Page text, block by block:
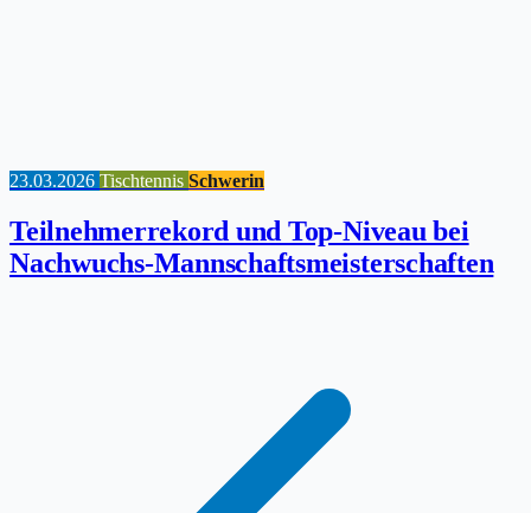
23.03.2026 Tischtennis Schwerin
Teilnehmerrekord und Top-Niveau bei
Nachwuchs-Mannschaftsmeisterschaften